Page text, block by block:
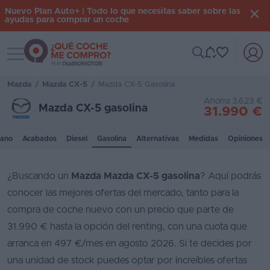
Iniciar
Inicio
Suscripción
KM
0
Nuevo Plan Auto+ | Todo lo que necesitas saber sobre las
ayudas para comprar un coche
Toggle navigation
Mazda / Mazda CX-5 / Mazda CX-5 Gasolina
Mazda CX-5 gasolina
Ahorra 3.623 €
31.990 €
Acabados Diesel Gasolina Alternativas Medidas Opiniones
¿Buscando un Mazda Mazda CX-5 gasolina? Aquí podrás
conocer las mejores ofertas del mercado, tanto para la
compra de coche nuevo con un precio que parte de
31.990 € hasta la opción del renting, con una cuota que
arranca en 497 €/mes en agosto 2026. Si te decides por
una unidad de stock puedes optar por increíbles ofertas